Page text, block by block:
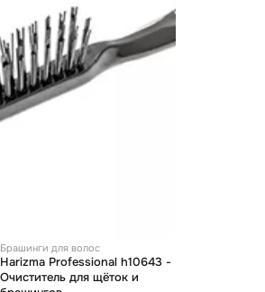
Брашинги для волос
Harizma Professional h10643 -
Очиститель для щёток и